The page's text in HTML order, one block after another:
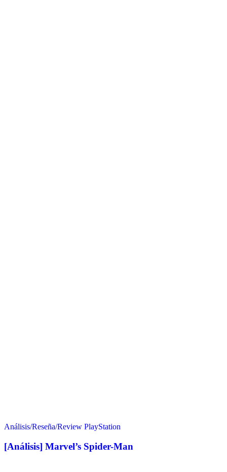
Análisis/Reseña/Review PlayStation
[Análisis] Marvel’s Spider-Man